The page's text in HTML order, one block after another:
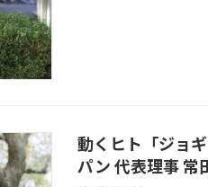
動くヒト「ジョ
パン 代表理事 常